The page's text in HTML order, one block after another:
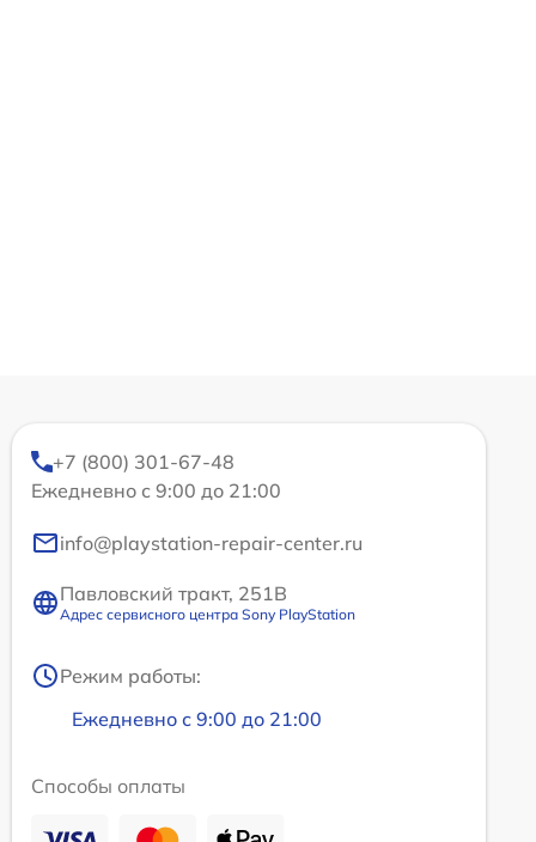
+7 (800) 301-67-48
Ежедневно с 9:00 до 21:00
info@playstation-repair-center.ru
Павловский тракт, 251В
Адрес сервисного центра Sony PlayStation
Режим работы:
Ежедневно с 9:00 до 21:00
Способы оплаты